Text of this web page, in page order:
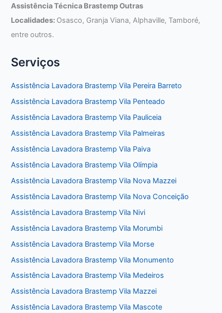
Assistência Técnica Brastemp Outras
Localidades: Osasco, Granja Viana, Alphaville, Tamboré,
entre outros.
Serviços
Assistência Lavadora Brastemp Vila Pereira Barreto
Assistência Lavadora Brastemp Vila Penteado
Assistência Lavadora Brastemp Vila Pauliceia
Assistência Lavadora Brastemp Vila Palmeiras
Assistência Lavadora Brastemp Vila Paiva
Assistência Lavadora Brastemp Vila Olímpia
Assistência Lavadora Brastemp Vila Nova Mazzei
Assistência Lavadora Brastemp Vila Nova Conceição
Assistência Lavadora Brastemp Vila Nivi
Assistência Lavadora Brastemp Vila Morumbi
Assistência Lavadora Brastemp Vila Morse
Assistência Lavadora Brastemp Vila Monumento
Assistência Lavadora Brastemp Vila Medeiros
Assistência Lavadora Brastemp Vila Mazzei
Assistência Lavadora Brastemp Vila Mascote